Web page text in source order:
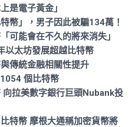
是電子黃金」
幣」，男子因此被騙134萬！
可能會在不久的將來消失」
以太坊發展超越比特幣
傳統金融相關性提升
個比特幣
向拉美數字銀行巨頭Nubank投
特幣 摩根大通稱加密貨幣將